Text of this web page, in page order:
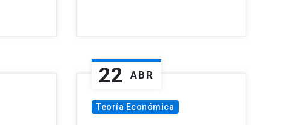
22 ABR
Teoría Económica